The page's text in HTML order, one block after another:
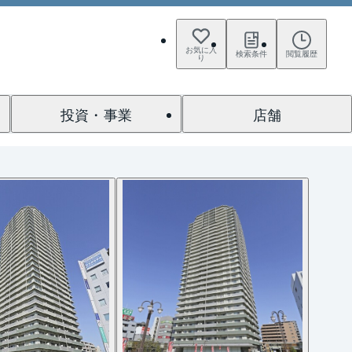
お気に入
り 検索条件 閲覧履歴
投資・事業 店舗